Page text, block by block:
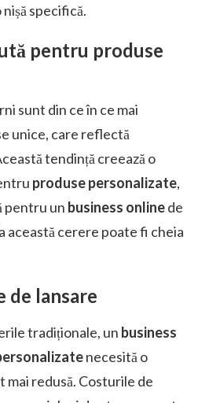
specifică.
pentru produse
sunt din ce în ce mai
unice, care reflectă
tendință creează o
produse personalizate,
pentru un business onlinede
această cerere poate fi cheia
de lansare
tradiționale, un business
necesită o
mai redusă. Costurile de